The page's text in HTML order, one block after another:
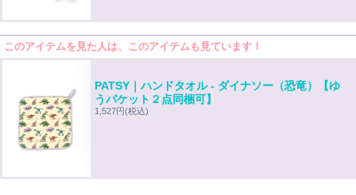
このアイテムを見た人は、このアイテムも見ています！
PATSY｜ハンドタオル - ダイナソー（恐竜）【ゆ
うパケット２点同梱可】
1,527円(税込)